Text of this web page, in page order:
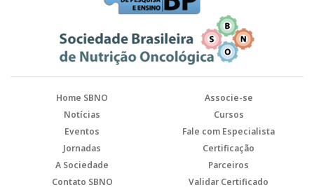
Home SBNO
Associe-se
Notícias
Cursos
Eventos
Fale com Especialista
Jornadas
Certificação
A Sociedade
Parceiros
Contato SBNO
Validar Certificado